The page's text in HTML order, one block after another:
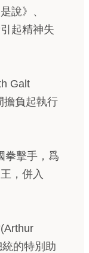
說》、
起精神失
Galt
擔負起執行
拳擊手，爲
，併入
的特別助